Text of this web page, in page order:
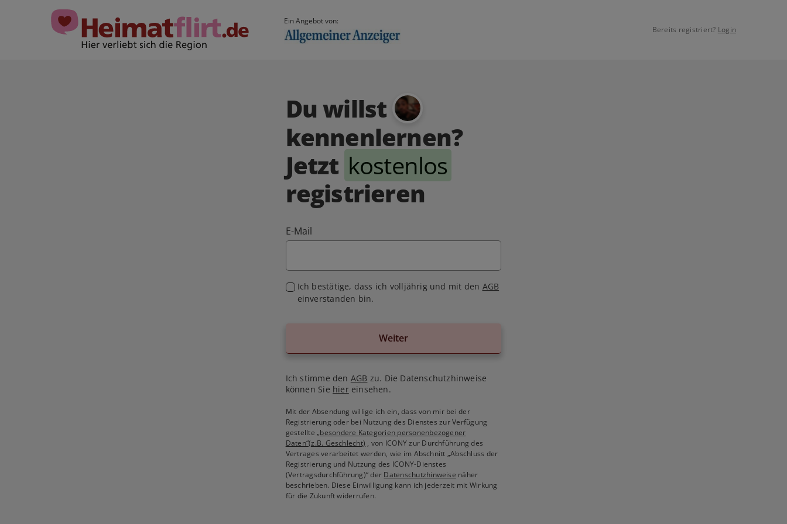
Ein Angebot von:
Bereits registriert? Login
Du willst
kennenlernen?
Jetzt kostenlos
registrieren
E-Mail
Ich bestätige, dass ich volljährig und mit den AGB
einverstanden bin.
Weiter
Ich stimme den AGB zu. Die Datenschutzhinweise
können Sie hiereinsehen.
Mit der Absendung willige ich ein, dass von mir bei der
Registrierung oder bei Nutzung des Dienstes zur Verfügung
gestellte„besondere Kategorien personenbezogener
Daten“(z.B. Geschlecht) , von ICONY zur Durchführung des
Vertrages verarbeitet werden, wie im Abschnitt „Abschluss der
Registrierung und Nutzung des ICONY-Dienstes
(Vertragsdurchführung)“ der Datenschutzhinweise näher
beschrieben. Diese Einwilligung kann ich jederzeit mit Wirkung
für die Zukunft widerrufen.